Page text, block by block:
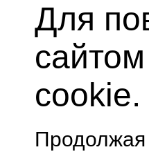
Для
cookie.
Продолжая